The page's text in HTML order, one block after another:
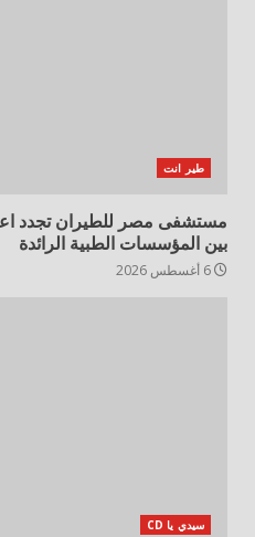
طير انت
بين المؤسسات الطبية الرائدة
سيدي يا CD